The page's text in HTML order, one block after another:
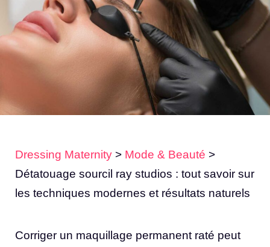
Dressing Maternity > Mode & Beauté >
Détatouage sourcil ray studios : tout savoir sur
les techniques modernes et résultats naturels
Corriger un maquillage permanent raté peut